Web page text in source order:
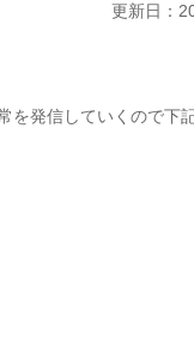
更新日：
を発信していくので下